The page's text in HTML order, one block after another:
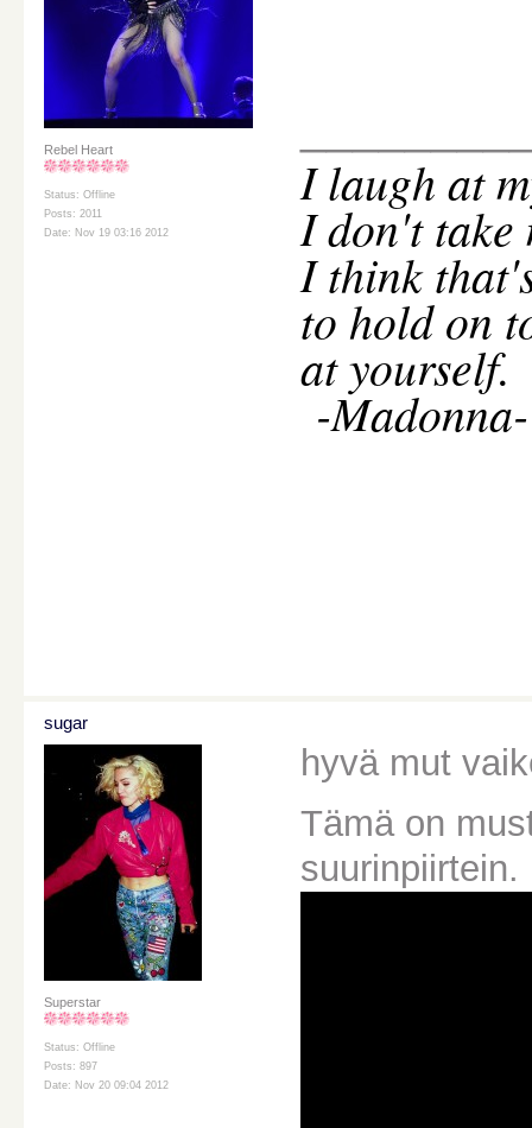
Rebel Heart
Status: Offline
Posts: 2011
Date: Nov 19 03:16 2012
Ilaugh at
I don't take
I think
to hold on
at yourself.
-Madonna-
sugar
Superstar
Status: Offline
Posts: 897
Date: Nov 20 09:04 2012
hyvä mut
Tämä on